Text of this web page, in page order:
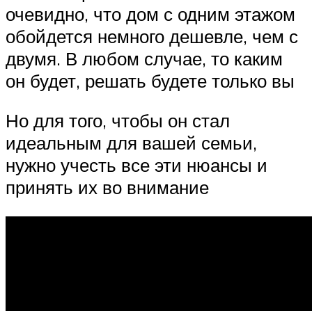
очевидно, что дом с одним этажом
обойдется немного дешевле, чем с
двумя. В любом случае, то каким
он будет, решать будете только вы
Но для того, чтобы он стал
идеальным для вашей семьи,
нужно учесть все эти нюансы и
принять их во внимание